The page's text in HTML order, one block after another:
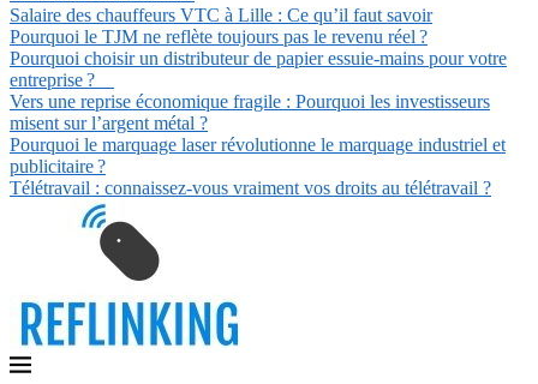
Salaire des chauffeurs VTC à Lille : Ce qu’il faut savoir
Pourquoi le TJM ne reflète toujours pas le revenu réel ?
Pourquoi choisir un distributeur de papier essuie-mains pour votre
entreprise ?
Vers une reprise économique fragile : Pourquoi les investisseurs
misent sur l’argent métal ?
Pourquoi le marquage laser révolutionne le marquage industriel et
publicitaire ?
Télétravail : connaissez-vous vraiment vos droits au télétravail ?